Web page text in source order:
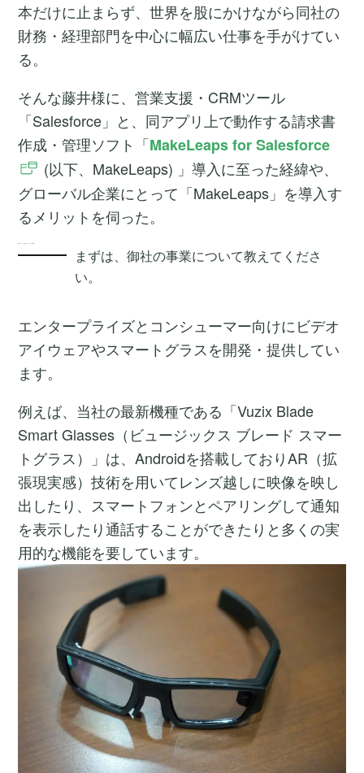
本だけに止まらず、世界を股にかけながら同社の
財務・経理部門を中心に幅広い仕事を手がけてい
る。
そんな藤井様に、営業支援・CRMツール
「Salesforce」と、同アプリ上で動作する請求書
作成・管理ソフト「MakeLeaps for Salesforce
(以下、MakeLeaps) 」導入に至った経緯や、
グローバル企業にとって「MakeLeaps」を導入す
るメリットを伺った。
国やエリアごとに異なるバックオフィス体制
まずは、御社の事業について教えてくださ
い。
エンタープライズとコンシューマー向けにビデオ
アイウェアやスマートグラスを開発・提供してい
ます。
例えば、当社の最新機種である「Vuzix Blade
Smart Glasses（ビュージックス ブレード スマー
トグラス）」は、Androidを搭載しておりAR（拡
張現実感）技術を用いてレンズ越しに映像を映し
出したり、スマートフォンとペアリングして通知
を表示したり通話することができたりと多くの実
用的な機能を要しています。